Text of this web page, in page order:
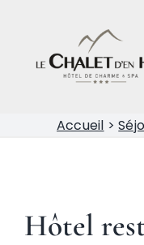
Accueil >
Hôtel